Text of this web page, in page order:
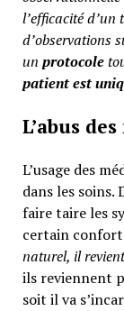
l’efficacité
d’observations
un protocole
patient est
L’abus
L’usage des
dans les
faire taire les
certain
naturel, il
ils reviennent
soit il va